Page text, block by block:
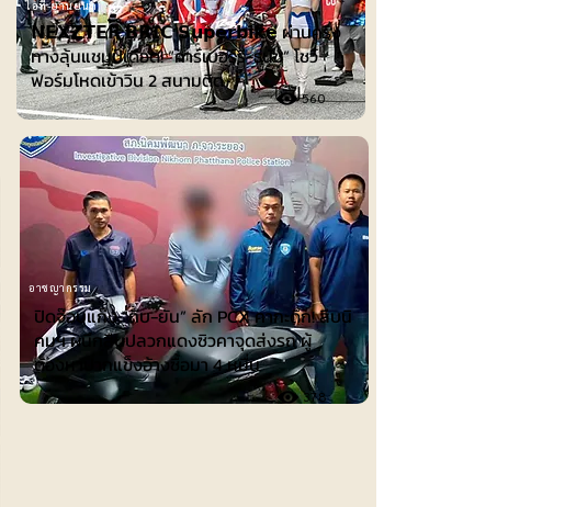
ปิดจ๊อบแก๊ง “ถีบ-ยัน” ลัก PCX คากะดึก! สืบนิ
คมฯ ผนึกสืบปลวกแดงซิวคาจุดส่งรถ ผู้
ต้องหาปากแข็งอ้างซื้อมา 4 หมื่น
อาชญากรรม
ไอที-ยานยนต์
𝗡𝗘𝗫𝗭𝗧𝗘𝗥 𝗕𝗥𝗜𝗖 𝗦𝘂𝗽𝗲𝗿𝗯𝗶𝗸𝗲 ผ่านครึ่ง
ทางลุ้นแชมป์เดือด! “คาร์เบอร์รี-ธนัช” โชว์
ฟอร์มโหดเข้าวิน 2 สนามติด
560
378